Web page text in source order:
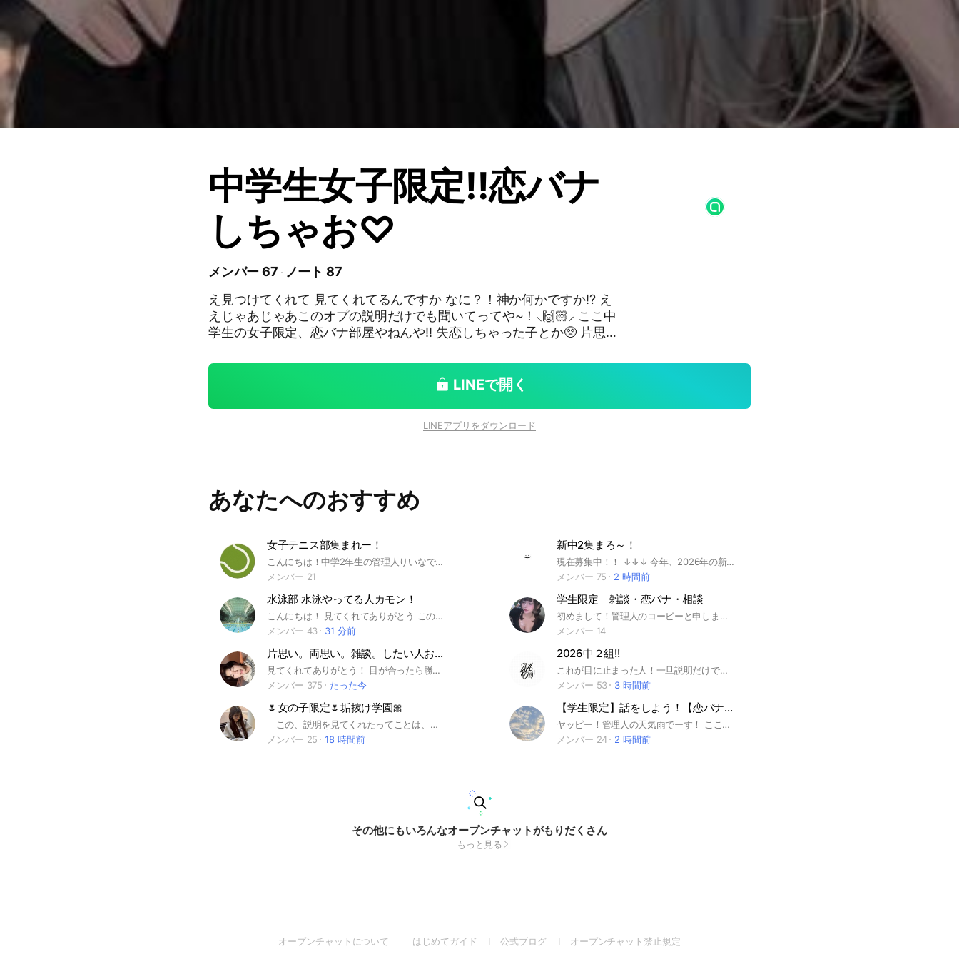
中学生女子限定‼️恋バナ
しちゃお♡
メンバー 67
ノート 87
え見つけてくれて 見てくれてるんですか なに？！神か何かですか⁉️ え
えじゃあじゃあこのオプの説明だけでも聞いてってや~！⸜🙌🏻⸝‍ ここ中
学生の女子限定、恋バナ部屋やねんや‼️ 失恋しちゃった子とか🥺 片思い
って来てええでい!! んふつうに恋バナ部屋って名前やけど恋バナ以外に
も趣味の話とか雑談とかももちろんして貰って大丈夫でふ😘💋 今ちょう
LINEで開く
LINEアプリをダウンロード
あなたへのおすすめ
女子テニス部集まれー！
こんにちは！中学2年生の管理人りいなです！テニスあるあるや雑談、テニスの相談など、、話し合おう！雑談もしよー！次中1になるそこの君🫵テニス部に興味はないかい？💗ちょっとでも興味があったら入って欲しい！見学でもいいから入ってね！ 入ったらノートに自己紹介してね！ 大事なノートの確認もお願いします！ #中学生 #中1 #中2 #テニス部 #女子 #小6 #雑談 #部活
メンバー 21
新中2集まろ～！
現在募集中！！ ↓↓↓ 今年、2026年の新中学2年生！ 集まらん！？ （男子も女子も！） ＿＿＿＿＿＿＿＿＿＿＿＿＿ 2025年募集の ↓↓↓ 今年、2025年の新中学1年生！ 集まらん！？ （男子も女子も！） 必ずみんなと仲良くしてね？！ 誰とでも話そう！ このオプにいる人達めっっちゃ 優しすぎるから！！！！！ いつも面白いし！！このオプおすすめする👍 ＿ ✘なこと ＿ ・いじめ、暴言、喧嘩等 ・荒らし×（⚽←みたいに蹴るZE） その他諸々~ ＿ ○なこと ＿ ・雑談、推しの話など ・イラスト見せ合いなど ・診断とか？ ・勉強教え合いとか？ ・恋バナとか？ その他諸々~ 入ったら自己紹介よろしく！ （タメ口で良いからね・ｖ・） 〈自己紹介でしてほしい紹介〉 ①呼び名、名前 ②誕生日 ③都道府県（これは無くてもOK） ④所属してる部活 ⑤性別 ⑥推しとか？居たら！ ⑦趣味、好きなものとか！ ⑧最後に一言！ こんな感じでお願い！ （全部じゃなくて良いからね！ 多いと面倒だし！最低でも呼び名と誕生日と部活と性別の4つは書いてほしい🙏） 開設日 2025 ／ 4 ／ 27 （ 日 ） たまにアンケートみたいなのやる 予定！ （猫派犬派みたいな単純なアンケートだけどねÜ） あとは中で（ ﾟ∀ﾟ ）Let's Go！
メンバー 75
2 時間前
水泳部 水泳やってる人カモン！
こんにちは！ 見てくれてありがとう このオプは学生が多めのオプだよ 男子も女子も大歓迎！ 興味があったら入ってみてね 〈注意〉水着見せてなどの発言があった場合は蹴らせてもらいます また即抜けした場合は再参加禁止となり、2度とこのオプに参加できなくなるので気をつけてください 他にもルールがあるから入ったら大事なノートから確認してね ルールを守って楽しもー！ 水着見せてとかなしだよ？ #競泳#水泳#水泳部#雑談#恋バナ#男子#女子
メンバー 43
31 分前
学生限定 雑談・恋バナ・相談
初めまして！管理人のコービーと申します！ 初めてオプ作ったのでぜひ来て欲しいです！ 楽しいオプ作りを目指してるのでたくさん来てくれると嬉しいです！#高校生#中学生
メンバー 14
片思い。両思い。雑談。したい人おいで‼️💗✨
見てくれてありがとう！ 目が合ったら勝負だ！（？ 男女共にどっちも歓迎だよ〜！ ここのオプは片思い中の人か両思いの人、もしくは付き合ってる人！もしくは、付き合ってる人の惚気話が聞きたい人も⭕️ですw自分たちの惚気話や、自慢でもなんでも⭕️！皆さん良かったら入ってね！！まってるよー！ 350人目標！ 2026.1.20 200人達成。‼️ 2026.1.31 250人達成。‼️ 2026.3.8 300人達成。‼️ 2026.7.24 300人達成。‼️(2回目 ⬇️みて‼️🥰💗 ここまで見てくれたら凛のおぷ好きだねねねねねねねねねね (❓ てことで入ろ‼️惚気聞きたい人にもおすすめだよ‼️恋愛でも。雑談が中心だから雑談目的ではいるのもおすすめ‼️ By管理人。凛
メンバー 375
たった今
2026中２組!!
これが目に止まった人！一旦説明だけでも見てー！ このオプチャを見つけてくれてありがとう!! 【このオプチャの説明】 2025年に新中1になる子が集まるオプチャです！ ・タメ口OK！・お悩み相談OK！ ・恋バナOK！・男女関係なし！ とりあえずなんでも話してOKって ことです(*>ω<)b 不登校の子なども大歓迎◎ 気軽に入ってね!! 悪口や下ネタなど相手を不快にさせる 発言がありましたら 強制的に退会していただきます。 また、個人情報が分かるもの(住所・本名・顔など) を送信しないでください。 もし送信した場合は自己責任と させていただきます🙇‍♀️ このオプチャを退会する場合は 一言発言してから抜けて下さいm(_ _)m 仲良く楽しくやっていこ〜!! 制作日…2025年5月19日(月) #同世代#同い年#雑談#中一#恋バナ #悩み相談#男女関係なし#会話#話#ネ友 #暇つぶし#中学生#学生#学生限定#10代 #タメ口OK#恋愛#恋愛相談#お悩み#悩み #ネット友達#人間関係#友達関係#平和 #中学1年生#仲良く#不登校
メンバー 53
3 時間前
🌷女の子限定🌷垢抜け学園🎀
この、説明を見てくれたってことは、自分を変えたいって思ってくれてる子かな？？ あ、初めまして❣️学園長のﾒｸﾞﾐです！ 垢抜け、ダイエット、メイク、恋愛…などなど女の子って大変👧🏻 そんな、女の子の特権を自信に変えることが目的の学園です！ 垢抜け学園は、体験入学もあるの！ 体験入学は、👶🏻←のマークをつけてね！一週間まで！一週間をすぎたら、注意しに行くから気をつけてね！ 学園には、部活もあるの！！これは、強制じゃないよ！けど、入ってくれたら嬉しい☺️ 部活もあるの！ ・ダイエット部 ・メイク研究部 ・スキンケア部 ・垢抜け部 ・トータルケア部があるよ！ ぜひ、部活に入ってね❣️ 💐マークについて💐 みんなは一年生のマークをつけてね！昇格制だよ！ 一年生🍒 二年生🫐 三年生🍊 副官等🍋 校長🥝 のマークをつけてね！ 中で待ってるね！！
メンバー 25
18 時間前
【学生限定】話をしよう！【恋バナ・雑談・お悩み相談】
ヤッピー！管理人の天気雨でーす！ ここではまじなんでもいいから話しまくるオプだよ! 誰でもいいからまだ人数少ないから入ってきてー！ #恋バナ #恋話 #雑談 #中学生 #高校生 #お悩み相談 #悩み #同世代 #会話
メンバー 24
2 時間前
その他にもいろんなオープンチャットがもりだくさん
もっと見る
オープンチャットについて
(Openはじめてガイド
(Open公式ブログ
(Openオープンチャット禁止規定(Open